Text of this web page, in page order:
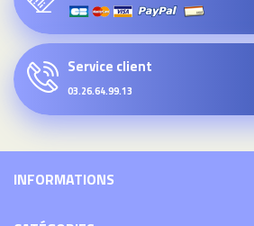
Service client
03.26.64.99.13
INFORMATIONS